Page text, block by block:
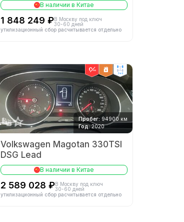
В наличии в Китае
1 848 249 ₽В Москву под ключ
30-60 дней
утилизационный сбор расчитывается отдельно
2wd
Пробег: 94900 км
Год: 2020
Volkswagen Magotan 330TSI
DSG Lead
В наличии в Китае
2 589 028 ₽В Москву под ключ
30-60 дней
утилизационный сбор расчитывается отдельно